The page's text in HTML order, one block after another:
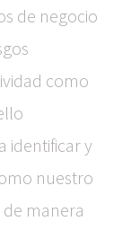
de negocio
como
identificar y
nuestro
manera